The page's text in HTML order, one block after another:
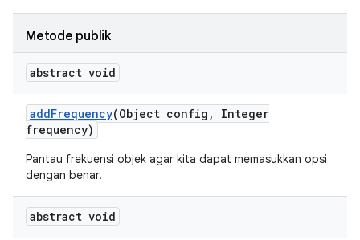
Metode publik
abstract void
addFrequency(Object config ,
Integer
frequency)
Pantau frekuensi objek agar kita dapat memasukkan opsi
dengan benar.
abstract void